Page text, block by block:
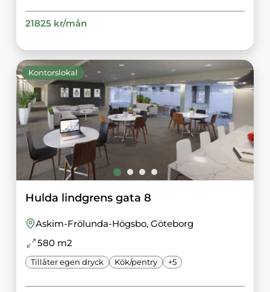
21825kr/mån
Kontorslokal
Hulda lindgrens gata 8
Askim-Frölunda-Högsbo, Göteborg
580m2
Tillåter egen dryck Kök/pentry +5